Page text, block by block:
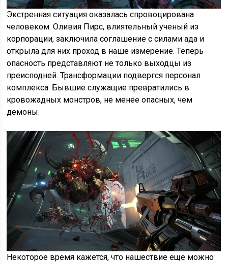
Экстренная ситуация оказалась спровоцирована
человеком. Оливия Пирс, влиятельный ученый из
корпорации, заключила соглашение с силами ада и
открыла для них проход в наше измерение. Теперь
опасность представляют не только выходцы из
преисподней. Трансформации подвергся персонал
комплекса. Бывшие служащие превратились в
кровожадных монстров, не менее опасных, чем
демоны.
Некоторое время кажется, что нашествие еще можно